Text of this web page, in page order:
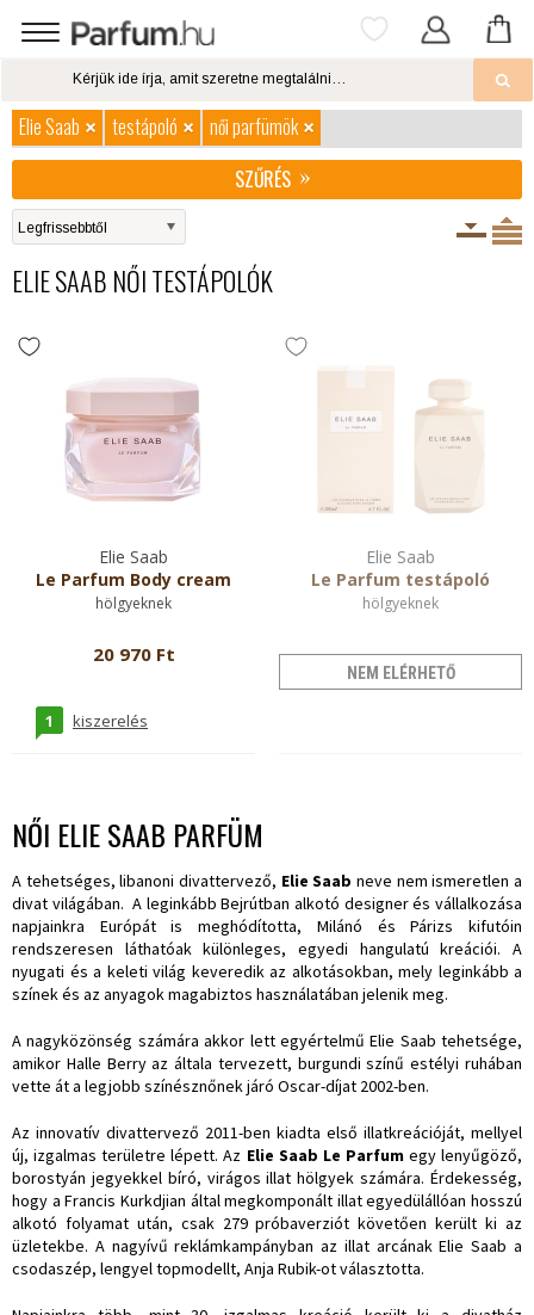
Elie Saab testápoló
női parfümök
SZŰRÉS
ELIE SAAB NŐI TESTÁPOLÓK
Elie Saab
Le Parfum Body cream
hölgyeknek
20 970 Ft
1 kiszerelés
Elie Saab
Le Parfum testápoló
hölgyeknek
NEM ELÉRHETŐ
NŐI ELIE SAAB PARFÜM
A tehetséges, libanoni divattervező, Elie Saab neve nem ismeretlen a
divat világában. A leginkább Bejrútban alkotó designer és vállalkozása
napjainkra Európát is meghódította, Milánó és Párizs kifutóin
rendszeresen láthatóak különleges, egyedi hangulatú kreációi. A
nyugati és a keleti világ keveredik az alkotásokban, mely leginkább a
színek és az anyagok magabiztos használatában jelenik meg.
A nagyközönség számára akkor lett egyértelmű Elie Saab tehetsége,
amikor Halle Berry az általa tervezett, burgundi színű estélyi ruhában
vette át a legjobb színésznőnek járó Oscar-díjat 2002-ben.
Az innovatív divattervező 2011-ben kiadta első illatkreációját, mellyel
új, izgalmas területre lépett. Az Elie Saab Le Parfumegy lenyűgöző,
borostyán jegyekkel bíró, virágos illat hölgyek számára. Érdekesség,
hogy a Francis Kurkdjian által megkomponált illat egyedülállóan hosszú
alkotó folyamat után, csak 279 próbaverziót követően került ki az
üzletekbe. A nagyívű reklámkampányban az illat arcának Elie Saab a
csodaszép, lengyel topmodellt, Anja Rubik-ot választotta.